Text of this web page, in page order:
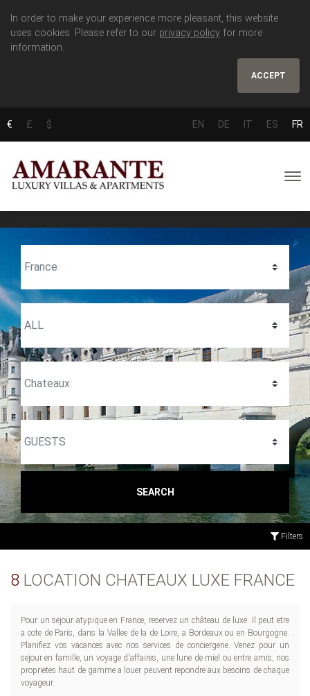
In order to make your experience more pleasant, this website
uses cookies. Please refer to our privacy policy for more
information.
ACCEPT
€ £ $ EN DE IT ES FR
SEARCH
Filters
8 LOCATION CHATEAUX LUXE FRANCE
Pour un sejour atypique en France, reservez un château de luxe. Il peut etre
a cote de Paris, dans la Vallee de la de Loire, a Bordeaux ou en Bourgogne.
Planifiez vos vacances avec nos services de conciergerie. Venez pour un
sejour en famille, un voyage d'affaires, une lune de miel ou entre amis, nos
proprietes haut de gamme a louer peuvent repondre aux besoins de chaque
voyageur.